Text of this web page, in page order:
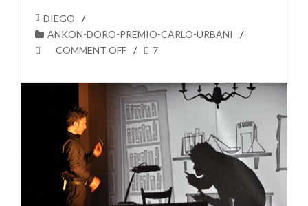
DIEGO
ANKON-DORO-PREMIO-CARLO-URBANI
COMMENT OFF
7